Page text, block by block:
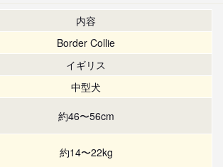
内容
Border Collie
イギリス
中型犬
約46〜56cm
約14〜22kg